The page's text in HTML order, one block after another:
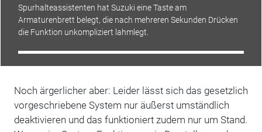
Spurhalteassistenten hat Suzuki eine Taste am
Armaturenbrett belegt, die nach mehreren Sekunden Drücken
die Funktion unkompliziert lahmlegt.
Noch ärgerlicher aber: Leider lässt sich das gesetzlich
vorgeschriebene System nur äußerst umständlich
deaktivieren und das funktioniert zudem nur um Stand.